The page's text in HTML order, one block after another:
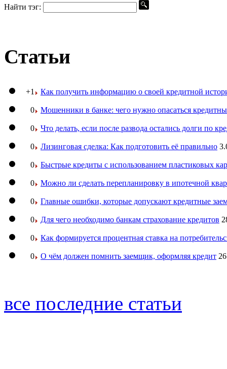
Найти тэг:
Статьи
+1 Как получить информацию о своей кредитной
0 Мошенники в банке: чего нужно опасаться
0 Что делать, если после развода остались долги по
0 Лизинговая сделка: Как подготовить её правильно
0 Быстрые кредиты с использованием пластиковых
0 Можно ли сделать перепланировку в ипотечной
0 Главные ошибки, которые допускают кредитные
0 Для чего необходимо банкам страхование кредитов
0 Как формируется процентная ставка на
0 О чём должен помнить заемщик, оформляя кредит
все последние статьи